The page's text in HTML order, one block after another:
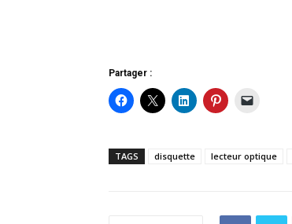
Partager :
TAGS disquette lecteur optique